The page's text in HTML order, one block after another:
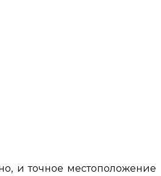
и точное местоположение